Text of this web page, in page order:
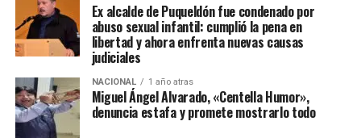
Ex alcalde de Puqueldón fue condenado por
abuso sexual infantil: cumplió la pena en
libertad y ahora enfrenta nuevas causas
judiciales
NACIONAL 1 año atras
Miguel Ángel Alvarado, «Centella Humor»,
denuncia estafa y promete mostrarlo todo